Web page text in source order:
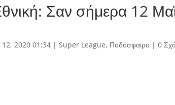
Σαν σήμερα 12
12, 2020 01:34| Super League, Ποδόσφαιρο| 0